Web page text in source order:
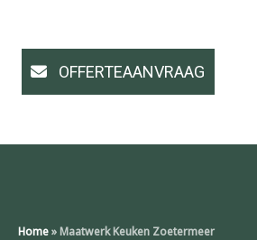
OFFERTEAANVRAAG
Home»Maatwerk Keuken Zoetermeer